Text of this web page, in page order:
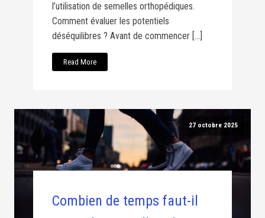
l’utilisation de semelles orthopédiques.
Comment évaluer les potentiels
déséquilibres ? Avant de commencer […]
Read More
27 octobre 2025
Combien de temps faut-il